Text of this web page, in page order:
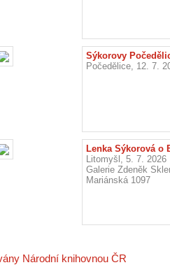
Sýkorovy
Počedělice, 12. 7.
Lenka Sýkorová o
Litomyšl, 5. 7. 2026
Galerie Zdeněk
Mariánská 1097
Národní knihovnou ČR